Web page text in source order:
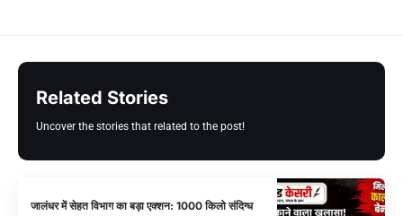
Related Stories
Uncover the stories that related to the post!
जालंधर में सेहत विभाग का बड़ा एक्शन: 1000 किलो संदिग्ध